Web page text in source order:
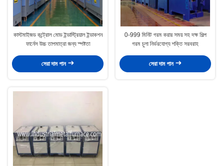
কাস্টমাইজড কন্ট্রোল মোড ইন্ডাস্ট্রিয়াল ইন্ডাকশন
ফার্নেস উচ্চ তাপমাত্রা জন্য স্পষ্টতা
সেরা দাম পান
0-999 মিনিট গরম করার সময় সহ দক্ষ শিল্প
গরম চুলা নির্ভরযোগ্য শক্তি সরবরাহ
সেরা দাম পান